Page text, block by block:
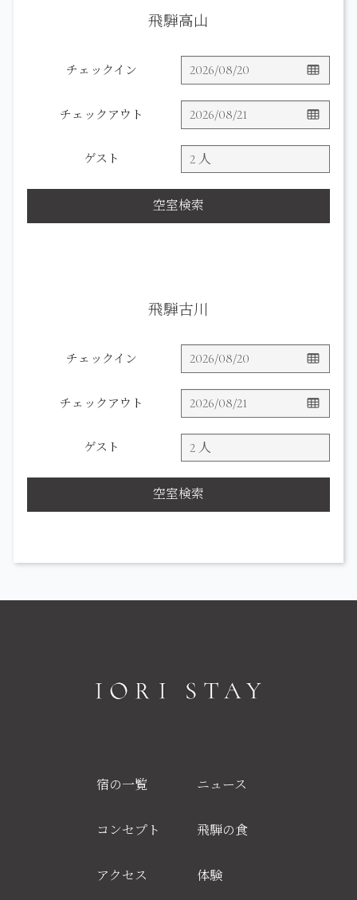
飛騨高山
チェックイン
チェックアウト
ゲスト
空室検索
飛騨古川
チェックイン
チェックアウト
ゲスト
空室検索
宿の一覧
コンセプト
アクセス
ニュース
飛騨の食
体験